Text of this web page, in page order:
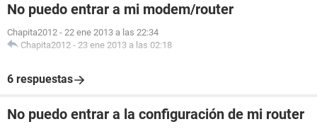
No puedo entrar a mi modem/router
Chapita2012 - 22 ene 2013 a las 22:34
Chapita2012 - 23 ene 2013 a las 02:18
6 respuestas
No puedo entrar a la configuración de mi router